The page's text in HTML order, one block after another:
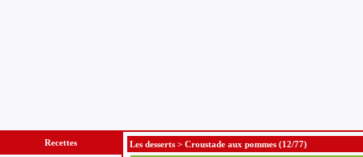
Recettes Les desserts > Croustade aux pommes (12/77)